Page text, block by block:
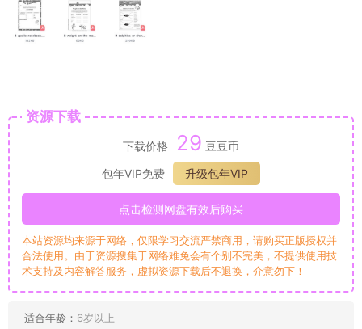
资源下载
下载价格 29 豆豆币
包年VIP免费
升级包年VIP
点击检测网盘有效后购买
本站资源均来源于网络，仅限学习交流严禁商用，请购买正版授权并
合法使用。由于资源搜集于网络难免会有个别不完美，不提供使用技
术支持及内容解答服务，虚拟资源下载后不退换，介意勿下！
适合年龄： 6岁以上